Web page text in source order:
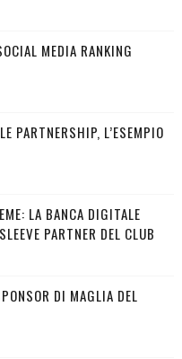
MEDIA RANKING
PARTNERSHIP, L’ESEMPIO
LA BANCA DIGITALE
PARTNER DEL CLUB
DI MAGLIA DEL